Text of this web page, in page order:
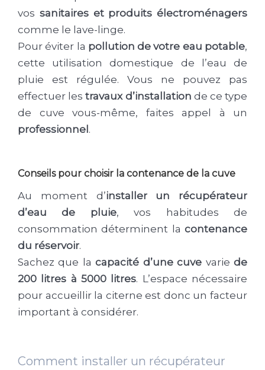
vos sanitaires et produits électroménagers
comme le lave-linge.
Pour éviter la pollution de votre eau potable,
cette utilisation domestique de l’eau de
pluie est régulée. Vous ne pouvez pas
effectuer les travaux d’installation de ce type
de cuve vous-même, faites appel à un
professionnel .
Conseils pour choisir la contenance de la cuve
Au moment d’installer un récupérateur
d’eau de pluie, vos habitudes de
consommation déterminent la contenance
du réservoir.
Sachez que la capacité d’une cuve variede
200 litres à 5000 litres. L’espace nécessaire
pour accueillir la citerne est donc un facteur
important à considérer.
Comment installer un récupérateur